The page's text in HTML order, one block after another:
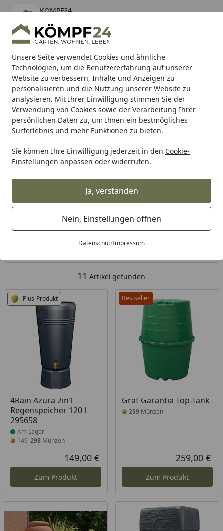
Unsere Seite verwendet Cookies und ähnliche
Technologien, um die Benutzererfahrung auf unserer
Website zu verbessern, Inhalte und Anzeigen zu
personalisieren und die Nutzung unserer Website zu
analysieren. Mit Ihrer Einwilligung stimmen Sie der
Verwendung von Cookies sowie der Verarbeitung Ihrer
persönlichen Daten zu, um Ihnen ein bestmögliches
Surferlebnis und mehr Funktionen zu bieten.
Sie können Ihre Einwilligung jederzeit in den Cookie-
Einstellungen anpassen oder widerrufen.
Ja, verstanden
Nein, Einstellungen öffnen
DatenschutzImpressum
KÖMPF24
kostenlos - Im App Store
Hotline
Alle Produkte
Mein Konto
Suchen
Karibu Pools inkl. gratis Sandfilteranlage & Pool-
Starterset (Gesamtwert bis 468,99€)
Startseite
Graf Regenwassernutzung Regentonnen
Graf Regentonnen
Ihre Artikelübersicht
Kategorien
11 Artikel gefunden
Plus-Produkt
4Rain Azura 2in1
Regenspeicher 120 l
295658
Produkt am Lager
Am Lager
149298 Münzen
Aktueller Preis
149,00 €
Zum Produkt
Bestseller
Graf Garantia Top-Tank
259Münzen
259,00 €
Zum Produkt